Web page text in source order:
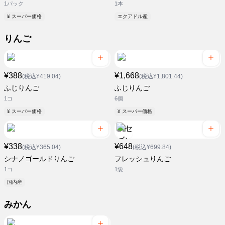
1パック
¥ スーパー価格
1本
エクアドル産
りんご
¥388(税込¥419.04)
ふじりんご
1コ
¥ スーパー価格
¥1,668(税込¥1,801.44)
ふじりんご
6個
¥ スーパー価格
¥338(税込¥365.04)
シナノゴールドりんご
1コ
国内産
¥648(税込¥699.84)
フレッシュりんご
1袋
みかん